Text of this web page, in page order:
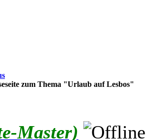
zum Thema "Urlaub auf Lesbos"
Master)